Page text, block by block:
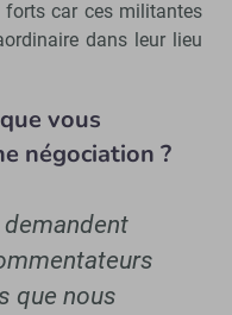
car ces militantes
dans leur lieu
vous
négociation ?
que nous